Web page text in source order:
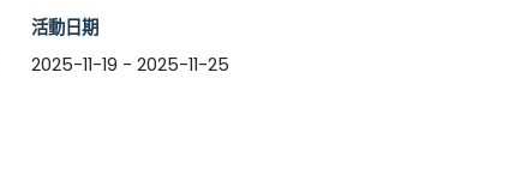
活動日期
2025-11-19 - 2025-11-25